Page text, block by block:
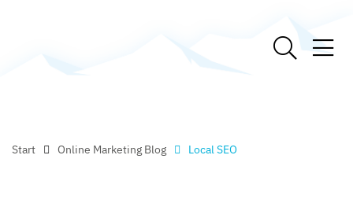
Start Online Marketing Blog Local SEO